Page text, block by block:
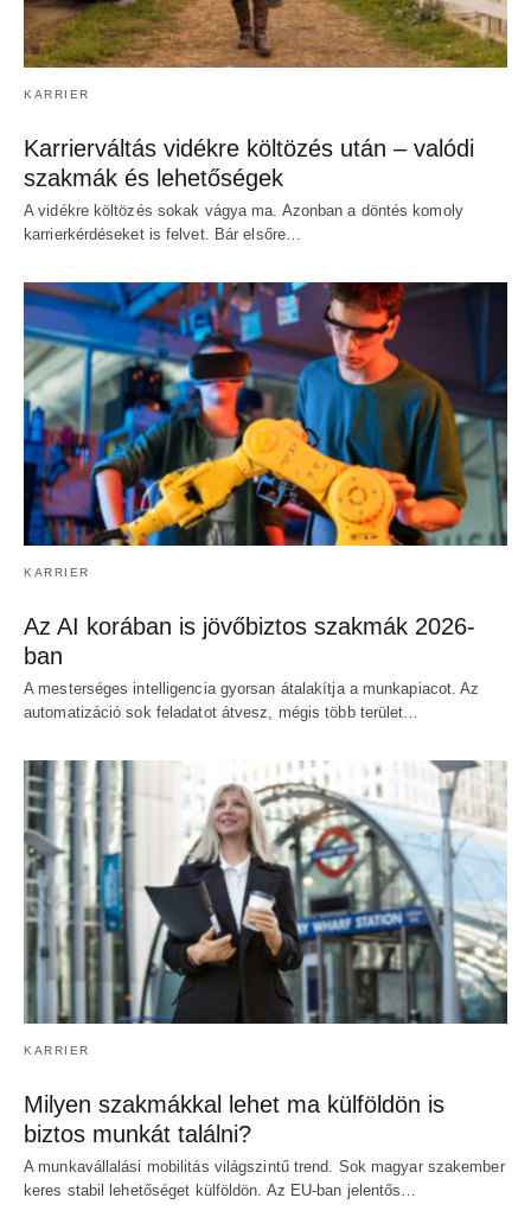
KARRIER
Karrierváltás vidékre költözés után – valódi
szakmák és lehetőségek
A vidékre költözés sokak vágya ma. Azonban a döntés komoly
karrierkérdéseket is felvet. Bár elsőre…
KARRIER
Az AI korában is jövőbiztos szakmák 2026-
ban
A mesterséges intelligencia gyorsan átalakítja a munkapiacot. Az
automatizáció sok feladatot átvesz, mégis több terület…
KARRIER
Milyen szakmákkal lehet ma külföldön is
biztos munkát találni?
A munkavállalási mobilitás világszintű trend. Sok magyar szakember
keres stabil lehetőséget külföldön. Az EU-ban jelentős…